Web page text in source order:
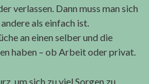
verlassen. Dann muss man sich
als einfach ist.
an einen selber und die
haben – ob Arbeit oder privat.
um sich zu viel Sorgen zu